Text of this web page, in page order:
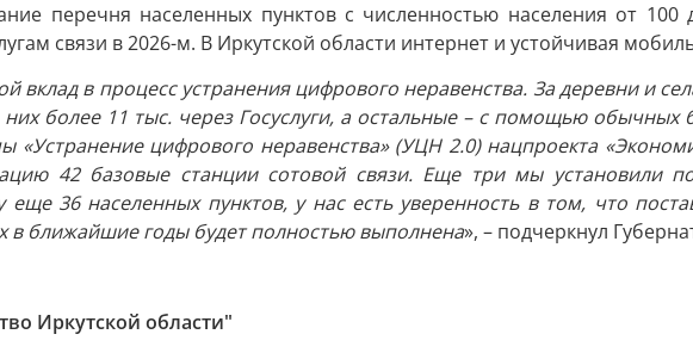
перечня населенных пунктов с численностью населения от 100
связи в 2026-м. В Иркутской области интернет и устойчивая
вклад в процесс устранения цифрового неравенства. За деревни и
них более 11 тыс. через Госуслуги, а остальные – с помощью
«Устранение цифрового неравенства» (УЦН 2.0) нацпроекта
42 базовые станции сотовой связи. Еще три мы установили
36 населенных пунктов, у нас есть уверенность в том, что
в ближайшие годы будет полностью выполнена», – подчеркнул
Иркутской области"